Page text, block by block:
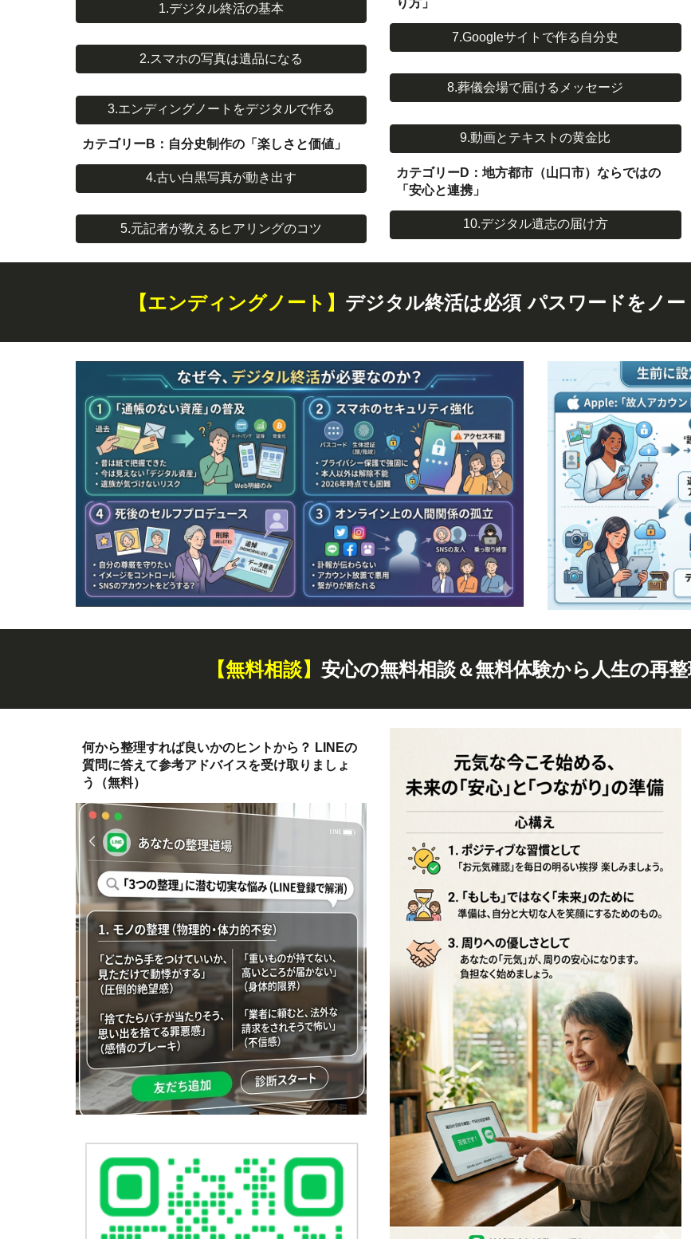
1.デジタル終活の基本
2.スマホの写真は遺品になる
3.エンディングノートをデジタルで作る
カテゴリーB：自分史制作の「楽しさと価値」
4.古い白黒写真が動き出す
5.元記者が教えるヒアリングのコツ
り方」
7.Googleサイトで作る自分史
8.葬儀会場で届けるメッセージ
9.動画とテキストの黄金比
カテゴリーD：地方都市（山口市）ならではの
「安心と連携」
10.デジタル遺志の届け方
【エンディングノート】 デジタル終活は必須 パスワードをノ
【無料相談】 安心の無料相談＆無料体験から人生の再
何から整理すれば良いかのヒントから？ LINEの
質問に答えて参考アドバイスを受け取りましょ
う（無料）